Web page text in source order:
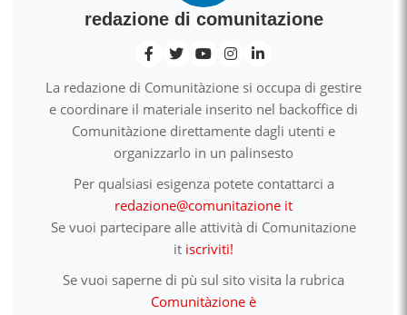
redazione di comunitazione
La redazione di Comunitàzione si occupa di gestire
e coordinare il materiale inserito nel backoffice di
Comunitàzione direttamente dagli utenti e
organizzarlo in un palinsesto
Per qualsiasi esigenza potete contattarci a
redazione@comunitazione it
Se vuoi partecipare alle attività di Comunitazione
it iscriviti!
Se vuoi saperne di pù sul sito visita la rubrica
Comunitàzione è